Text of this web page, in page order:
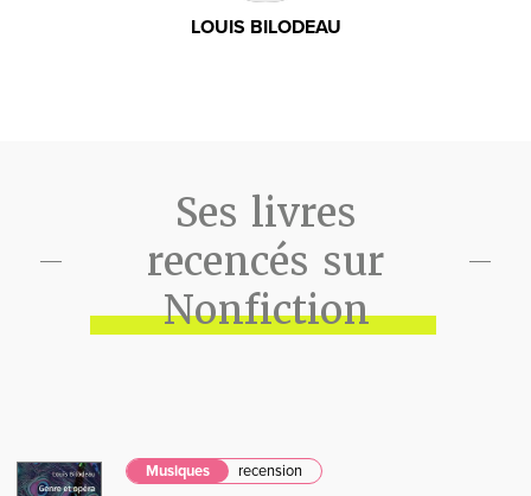
LOUIS BILODEAU
Ses livres
recencés sur
Nonfiction
Musiques recension